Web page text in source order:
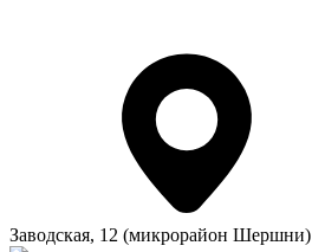
Заводская, 12 (микрорайон Шершни)